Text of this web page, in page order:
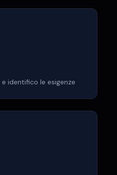
identifico le esigenze